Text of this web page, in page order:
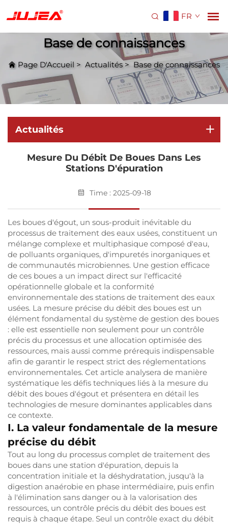
FR
Base de connaissances
Page D'Accueil > Actualités> Base de connaissances
Actualités
Mesure Du Débit De Boues Dans Les
Stations D'épuration
Time : 2025-09-18
Les boues d'égout, un sous-produit inévitable du
processus de traitement des eaux usées, constituent un
mélange complexe et multiphasique composé d'eau,
de polluants organiques, d'impuretés inorganiques et
de communautés microbiennes. Une gestion efficace
de ces boues a un impact direct sur l'efficacité
opérationnelle globale et la conformité
environnementale des stations de traitement des eaux
usées. La mesure précise du débit des boues est un
élément fondamental du système de gestion des boues
: elle est essentielle non seulement pour un contrôle
précis du processus et une allocation optimisée des
ressources, mais aussi comme prérequis indispensable
afin de garantir le respect strict des réglementations
environnementales. Cet article analysera de manière
systématique les défis techniques liés à la mesure du
débit des boues d'égout et présentera en détail les
technologies de mesure dominantes applicables dans
ce contexte.
I. La valeur fondamentale de la mesure
précise du débit
Tout au long du processus complet de traitement des
boues dans une station d'épuration, depuis la
concentration initiale et la déshydratation, jusqu'à la
digestion anaérobie en phase intermédiaire, puis enfin
à l'élimination sans danger ou à la valorisation des
ressources, un contrôle précis du débit des boues est
requis à chaque étape. Seul un contrôle exact du débit